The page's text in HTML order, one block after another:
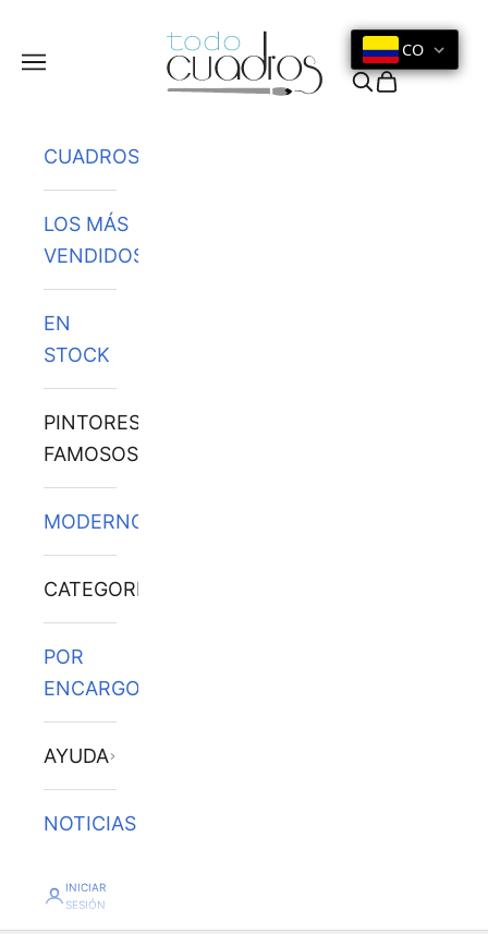
Menú
CO
Buscar
Cesta
CUADROS
LOS MÁS
VENDIDOS
EN
STOCK
PINTORES
FAMOSOS
MODERNOS
CATEGORÍAS
POR
ENCARGO
AYUDA
NOTICIAS
INICIAR
SESIÓN
Cuadros de Sisley al